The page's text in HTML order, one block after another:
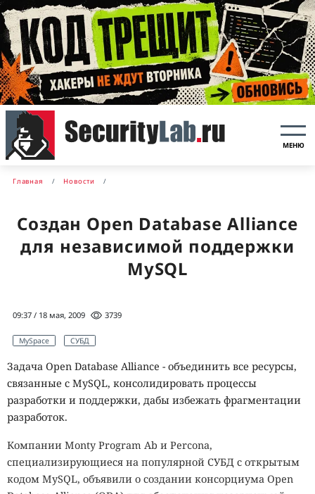
МЕНЮ
Главная Новости
Создан Open Database Alliance
для независимой поддержки
MySQL
09:37 / 18 мая, 2009 3739
MySpace СУБД
Задача Open Database Alliance - объединить все ресурсы,
связанные с MySQL, консолидировать процессы
разработки и поддержки, дабы избежать фрагментации
разработок.
Компании Monty Program Ab и Percona,
специализирующиеся на популярной СУБД с открытым
кодом MySQL, объявили о создании консорциума Open